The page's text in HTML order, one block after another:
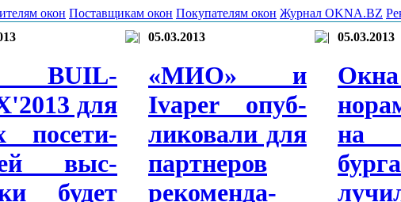
окон Поставщикам окон Покупателям окон Журнал OKNA.BZ
BU­IL­
для
по­сети­
выс­
бу­дет
05.03.2013
«МИО» и
Iva­per опуб­
ли­кова­ли для
парт­не­ров
ре­комен­да­
05.03.2013
на